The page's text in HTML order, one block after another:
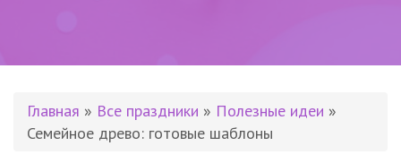
Главная » Все праздники » Полезные идеи »
Семейное древо: готовые шаблоны